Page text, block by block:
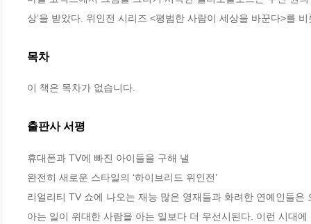
상’을 받았다. 위인전 시리즈 <평범한 사람이 세상을 바꾼다>를
목차
이 책은 목차가 없습니다.
출판사 서평
휴대폰과 TV에 빠진 아이들을 구해 낼
완전히 새로운 스타일의 ‘하이브리드 위인전’
리얼리티 TV 쇼에 나오는 재능 많은 영재들과 화려한 연예인들
아는 일이 위대한 사람을 아는 일보다 더 우선시된다. 이런 시대